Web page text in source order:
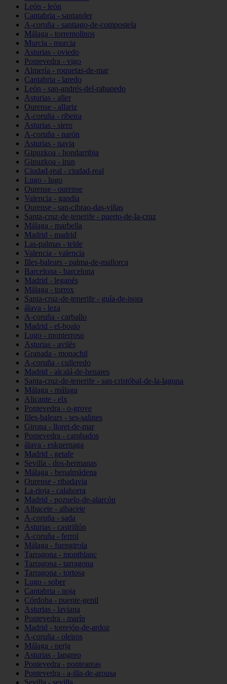
León - león
Cantabria - santander
A-coruña - santiago-de-compostela
Málaga - torremolinos
Murcia - murcia
Asturias - oviedo
Pontevedra - vigo
Almería - roquetas-de-mar
Cantabria - laredo
León - san-andrés-del-rabanedo
Asturias - aller
Ourense - allariz
A-coruña - ribeira
Asturias - siero
A-coruña - narón
Asturias - navia
Gipuzkoa - hondarribia
Gipuzkoa - irun
Ciudad-real - ciudad-real
Lugo - lugo
Ourense - ourense
Valencia - gandia
Ourense - san-cibrao-das-viñas
Santa-cruz-de-tenerife - puerto-de-la-cruz
Málaga - marbella
Madrid - madrid
Las-palmas - telde
Valencia - valencia
Illes-balears - palma-de-mallorca
Barcelona - barcelona
Madrid - leganés
Málaga - torrox
Santa-cruz-de-tenerife - guía-de-isora
álava - leza
A-coruña - carballo
Madrid - el-boalo
Lugo - monterroso
Asturias - avilés
Granada - monachil
A-coruña - culleredo
Madrid - alcalá-de-henares
Santa-cruz-de-tenerife - san-cristóbal-de-la-laguna
Málaga - málaga
Alicante - elx
Pontevedra - o-grove
Illes-balears - ses-salines
Girona - lloret-de-mar
Pontevedra - cambados
álava - eskuernaga
Madrid - getafe
Sevilla - dos-hermanas
Málaga - benalmádena
Ourense - ribadavia
La-rioja - calahorra
Madrid - pozuelo-de-alarcón
Albacete - albacete
A-coruña - sada
Asturias - castrillón
A-coruña - ferrol
Málaga - fuengirola
Tarragona - montblanc
Tarragona - tarragona
Tarragona - tortosa
Lugo - sober
Cantabria - noja
Córdoba - puente-genil
Asturias - laviana
Pontevedra - marín
Madrid - torrejón-de-ardoz
A-coruña - oleiros
Málaga - nerja
Asturias - langreo
Pontevedra - ponteareas
Pontevedra - a-illa-de-arousa
Sevilla - sevilla